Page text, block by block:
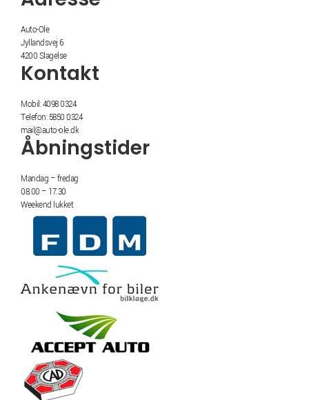
Auto-Ole
Jyllandsvej 6
4200 Slagelse
Kontakt
Mobil: 4098 0324
Telefon: 5850 0324
mail@auto-ole.dk
Åbningstider
Mandag – fredag
08.00 – 17.30
Weekend lukket